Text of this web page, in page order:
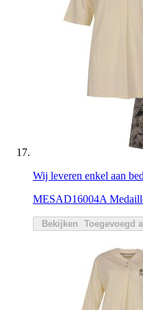
Wij leveren enkel aan
MESAD16004A
Bekijken Toegevoegd